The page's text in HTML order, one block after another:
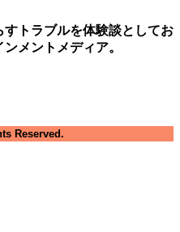
トラブルを体験談としてお
メントメディア。
Reserved.